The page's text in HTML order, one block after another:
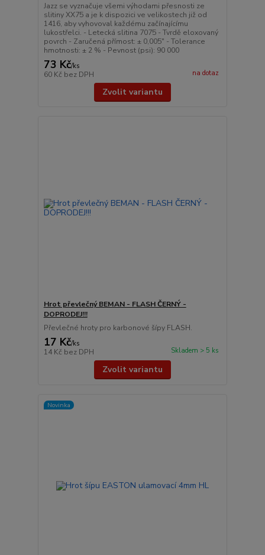
Jazz se vyznačuje všemi výhodami přesnosti ze
slitiny XX75 a je k dispozici ve velikostech již od
1416, aby vyhovoval každému začínajícímu
lukostřelci. - Letecká slitina 7075 - Tvrdě eloxovaný
povrch - Zaručená přímost: ± 0,005″ - Tolerance
hmotnosti: ± 2 % - Pevnost (psi): 90 000
73 Kč/ks
60 Kč bez DPH na dotaz
Zvolit variantu
Hrot převlečný BEMAN - FLASH ČERNÝ -
DOPRODEJ!!!
Převlečné hroty pro karbonové šípy FLASH.
17 Kč/ks
14 Kč bez DPH Skladem > 5 ks
Zvolit variantu
Novinka